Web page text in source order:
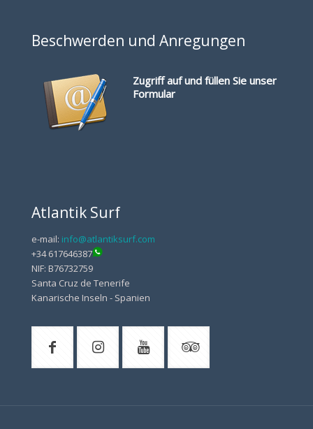
Beschwerden und Anregungen
Zugriff auf und füllen Sie unser
Formular
Atlantik Surf
e-mail: info@atlantiksurf.com
+34 617646387
NIF: B76732759
Santa Cruz de Tenerife
Kanarische Inseln - Spanien